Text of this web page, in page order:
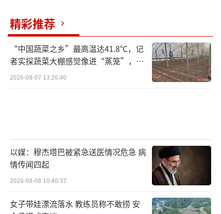
精彩推荐
“中国蔬菜之乡”最高温达41.8℃，记
者实探蔬菜大棚感觉像进“蒸笼”，有
村民称只能凌晨两点起来干活
2026-08-07 13:26:40
以媒：穆杰塔巴被紧急送医情况危急 病
情传闻四起
2026-08-08 10:40:37
女子带娃漂流落水 教练员称不敢捞 安